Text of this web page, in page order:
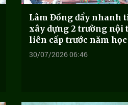
Lâm Đồng đẩy nhanh
xây dựng 2 trường nội
liên cấp trước năm
30/07/2026 06:46